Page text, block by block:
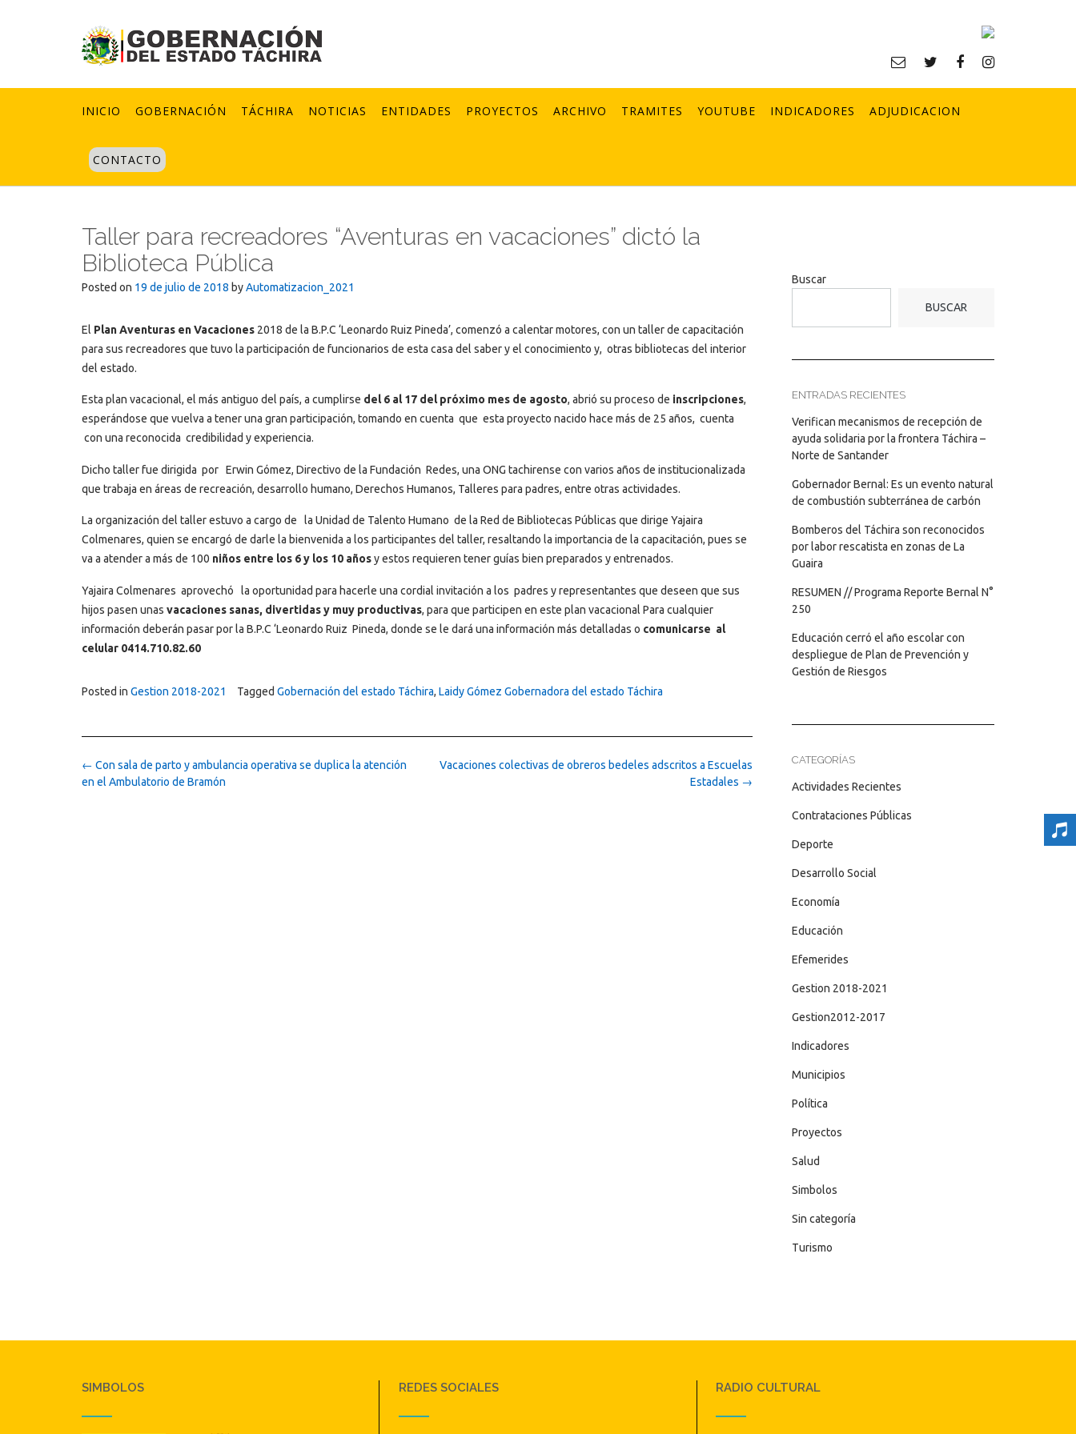
INICIO GOBERNACIÓN TÁCHIRA NOTICIAS ENTIDADES PROYECTOS ARCHIVO TRAMITES YOUTUBE INDICADORES ADJUDICACION
CONTACTO
Taller para recreadores “Aventuras en vacaciones” dictó la
Biblioteca Pública
Posted on 19 de julio de 2018 byAutomatizacion_2021
El Plan Aventuras en Vacaciones 2018 de la B.P.C ‘Leonardo Ruiz Pineda’, comenzó a calentar motores, con un taller de capacitación
para sus recreadores que tuvo la participación de funcionarios de esta casa del saber y el conocimiento y, otras bibliotecas del interior
del estado.
Esta plan vacacional, el más antiguo del país, a cumplirse del 6 al 17 del próximo mes de agosto, abrió su proceso de inscripciones,
esperándose que vuelva a tener una gran participación, tomando en cuenta que esta proyecto nacido hace más de 25 años, cuenta
con una reconocida credibilidad y experiencia.
Dicho taller fue dirigida por Erwin Gómez, Directivo de la Fundación Redes, una ONG tachirense con varios años de institucionalizada
que trabaja en áreas de recreación, desarrollo humano, Derechos Humanos, Talleres para padres, entre otras actividades.
La organización del taller estuvo a cargo de la Unidad de Talento Humano de la Red de Bibliotecas Públicas que dirige Yajaira
Colmenares, quien se encargó de darle la bienvenida a los participantes del taller, resaltando la importancia de la capacitación, pues se
va a atender a más de 100 niños entre los 6 y los 10 añosy estos requieren tener guías bien preparados y entrenados.
Yajaira Colmenares aprovechó la oportunidad para hacerle una cordial invitación a los padres y representantes que deseen que sus
hijos pasen unas vacaciones sanas, divertidas y muy productivas, para que participen en este plan vacacional Para cualquier
información deberán pasar por la B.P.C ‘Leonardo Ruiz Pineda, donde se le dará una información más detalladas o comunicarse al
celular 0414.710.82.60
Posted in Gestion 2018-2021 Tagged Gobernación del estado Táchira, Laidy Gómez Gobernadora del estado Táchira
Post
navigation
Vacaciones colectivas de obreros bedeles adscritos a Escuelas
Estadales →
← Con sala de parto y ambulancia operativa se duplica la atención
en el Ambulatorio de Bramón
Buscar
BUSCAR
ENTRADAS RECIENTES
Verifican mecanismos de recepción de
ayuda solidaria por la frontera Táchira –
Norte de Santander
Gobernador Bernal: Es un evento natural
de combustión subterránea de carbón
Bomberos del Táchira son reconocidos
por labor rescatista en zonas de La
Guaira
RESUMEN // Programa Reporte Bernal N°
250
Educación cerró el año escolar con
despliegue de Plan de Prevención y
Gestión de Riesgos
CATEGORÍAS
Actividades Recientes
Contrataciones Públicas
Deporte
Desarrollo Social
Economía
Educación
Efemerides
Gestion 2018-2021
Gestion2012-2017
Indicadores
Municipios
Política
Proyectos
Salud
Simbolos
Sin categoría
Turismo
SIMBOLOS REDES SOCIALES RADIO CULTURAL